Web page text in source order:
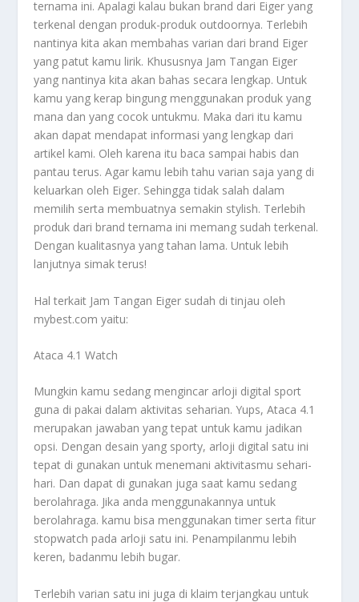
ternama ini. Apalagi kalau bukan brand dari Eiger yang
terkenal dengan produk-produk outdoornya. Terlebih
nantinya kita akan membahas varian dari brand Eiger
yang patut kamu lirik. Khususnya Jam Tangan Eiger
yang nantinya kita akan bahas secara lengkap. Untuk
kamu yang kerap bingung menggunakan produk yang
mana dan yang cocok untukmu. Maka dari itu kamu
akan dapat mendapat informasi yang lengkap dari
artikel kami. Oleh karena itu baca sampai habis dan
pantau terus. Agar kamu lebih tahu varian saja yang di
keluarkan oleh Eiger. Sehingga tidak salah dalam
memilih serta membuatnya semakin stylish. Terlebih
produk dari brand ternama ini memang sudah terkenal.
Dengan kualitasnya yang tahan lama. Untuk lebih
lanjutnya simak terus!
Hal terkait Jam Tangan Eiger sudah di tinjau oleh
mybest.com yaitu:
Ataca 4.1 Watch
Mungkin kamu sedang mengincar arloji digital sport
guna di pakai dalam aktivitas seharian. Yups, Ataca 4.1
merupakan jawaban yang tepat untuk kamu jadikan
opsi. Dengan desain yang sporty, arloji digital satu ini
tepat di gunakan untuk menemani aktivitasmu sehari-
hari. Dan dapat di gunakan juga saat kamu sedang
berolahraga. Jika anda menggunakannya untuk
berolahraga. kamu bisa menggunakan timer serta fitur
stopwatch pada arloji satu ini. Penampilanmu lebih
keren, badanmu lebih bugar.
Terlebih varian satu ini juga di klaim terjangkau untuk